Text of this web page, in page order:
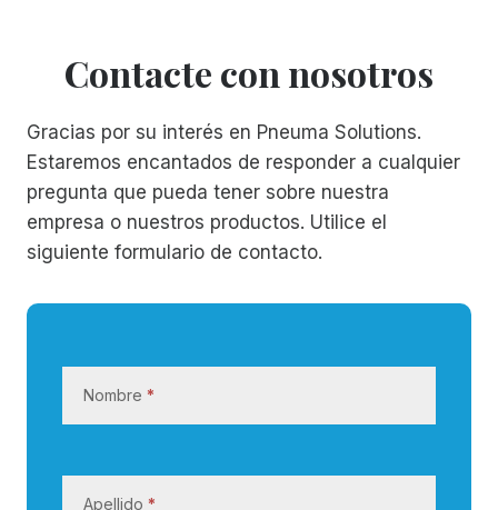
Contacte con nosotros
Gracias por su interés en Pneuma Solutions.
Estaremos encantados de responder a cualquier
pregunta que pueda tener sobre nuestra
empresa o nuestros productos. Utilice el
siguiente formulario de contacto.
a
Nombre *
Apellido *